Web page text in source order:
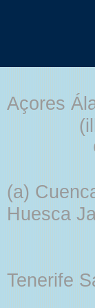
Açores
(a)
Huesca
Tenerife